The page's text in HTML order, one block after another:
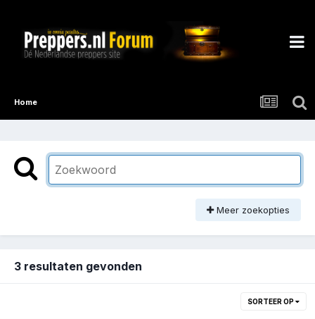
Home
Meer zoekopties
3 resultaten gevonden
SORTEER OP